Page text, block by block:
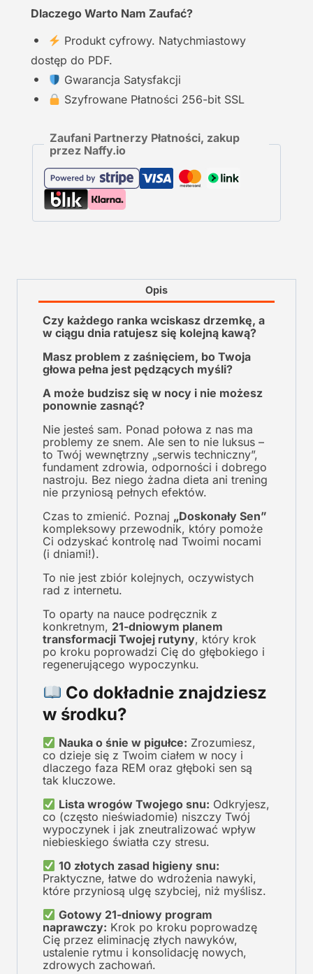
Dlaczego Warto Nam Zaufać?
Produkt cyfrowy. Natychmiastowy
dostęp do PDF.
Gwarancja Satysfakcji
Szyfrowane Płatności 256-bit SSL
Zaufani Partnerzy Płatności, zakup
przez Naffy.io
Opis
Czy każdego ranka wciskasz drzemkę, a
w ciągu dnia ratujesz się kolejną kawą?
Masz problem z zaśnięciem, bo Twoja
głowa pełna jest pędzących myśli?
A może budzisz się w nocy i nie możesz
ponownie zasnąć?
Nie jesteś sam. Ponad połowa z nas ma
problemy ze snem. Ale sen to nie luksus –
to Twój wewnętrzny „serwis techniczny”,
fundament zdrowia, odporności i dobrego
nastroju. Bez niego żadna dieta ani trening
nie przyniosą pełnych efektów.
Czas to zmienić. Poznaj „Doskonały Sen”
kompleksowy przewodnik, który pomoże
Ci odzyskać kontrolę nad Twoimi nocami
(i dniami!).
To nie jest zbiór kolejnych, oczywistych
rad z internetu.
To oparty na nauce podręcznik z
konkretnym, 21-dniowym planem
transformacji Twojej rutyny, który krok
po kroku poprowadzi Cię do głębokiego i
regenerującego wypoczynku.
Co dokładnie znajdziesz
w środku?
Nauka o śnie w pigułce: Zrozumiesz,
co dzieje się z Twoim ciałem w nocy i
dlaczego faza REM oraz głęboki sen są
tak kluczowe.
Lista wrogów Twojego snu: Odkryjesz,
co (często nieświadomie) niszczy Twój
wypoczynek i jak zneutralizować wpływ
niebieskiego światła czy stresu.
10 złotych zasad higieny snu:
Praktyczne, łatwe do wdrożenia nawyki,
które przyniosą ulgę szybciej, niż myślisz.
Gotowy 21-dniowy program
naprawczy: Krok po kroku poprowadzę
Cię przez eliminację złych nawyków,
ustalenie rytmu i konsolidację nowych,
zdrowych zachowań.